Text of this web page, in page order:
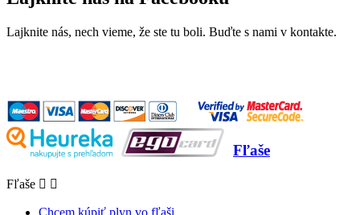
Lajknite nás, nech vieme, že ste tu boli. Buďte s nami v kontakte.
Fľaše
Fľaše  
Chcem kúpiť plyn vo fľaši